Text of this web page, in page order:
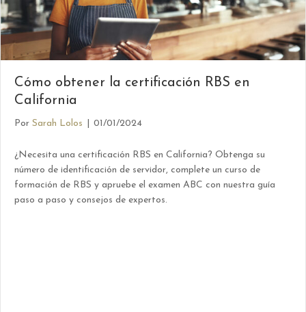
Cómo obtener la certificación RBS en
California
Por Sarah Lolos 01/01/2024
¿Necesita una certificación RBS en California? Obtenga su
número de identificación de servidor, complete un curso de
formación de RBS y apruebe el examen ABC con nuestra guía
paso a paso y consejos de expertos.